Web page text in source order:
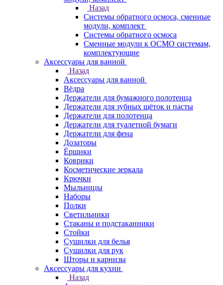
Назад
Системы обратного осмоса, сменные
модули, комплект
Системы обратного осмоса
Сменные модули к ОСМО системам,
комплектующие
Аксессуары для ванной
Назад
Аксессуары для ванной
Вёдра
Держатели для бумажного полотенца
Держатели для зубных щёток и пасты
Держатели для полотенца
Держатели для туалетной бумаги
Держатели для фена
Дозаторы
Ёршики
Коврики
Косметические зеркала
Крючки
Мыльницы
Наборы
Полки
Светильники
Стаканы и подстаканники
Стойки
Сушилки для белья
Сушилки для рук
Шторы и карнизы
Аксессуары для кухни
Назад